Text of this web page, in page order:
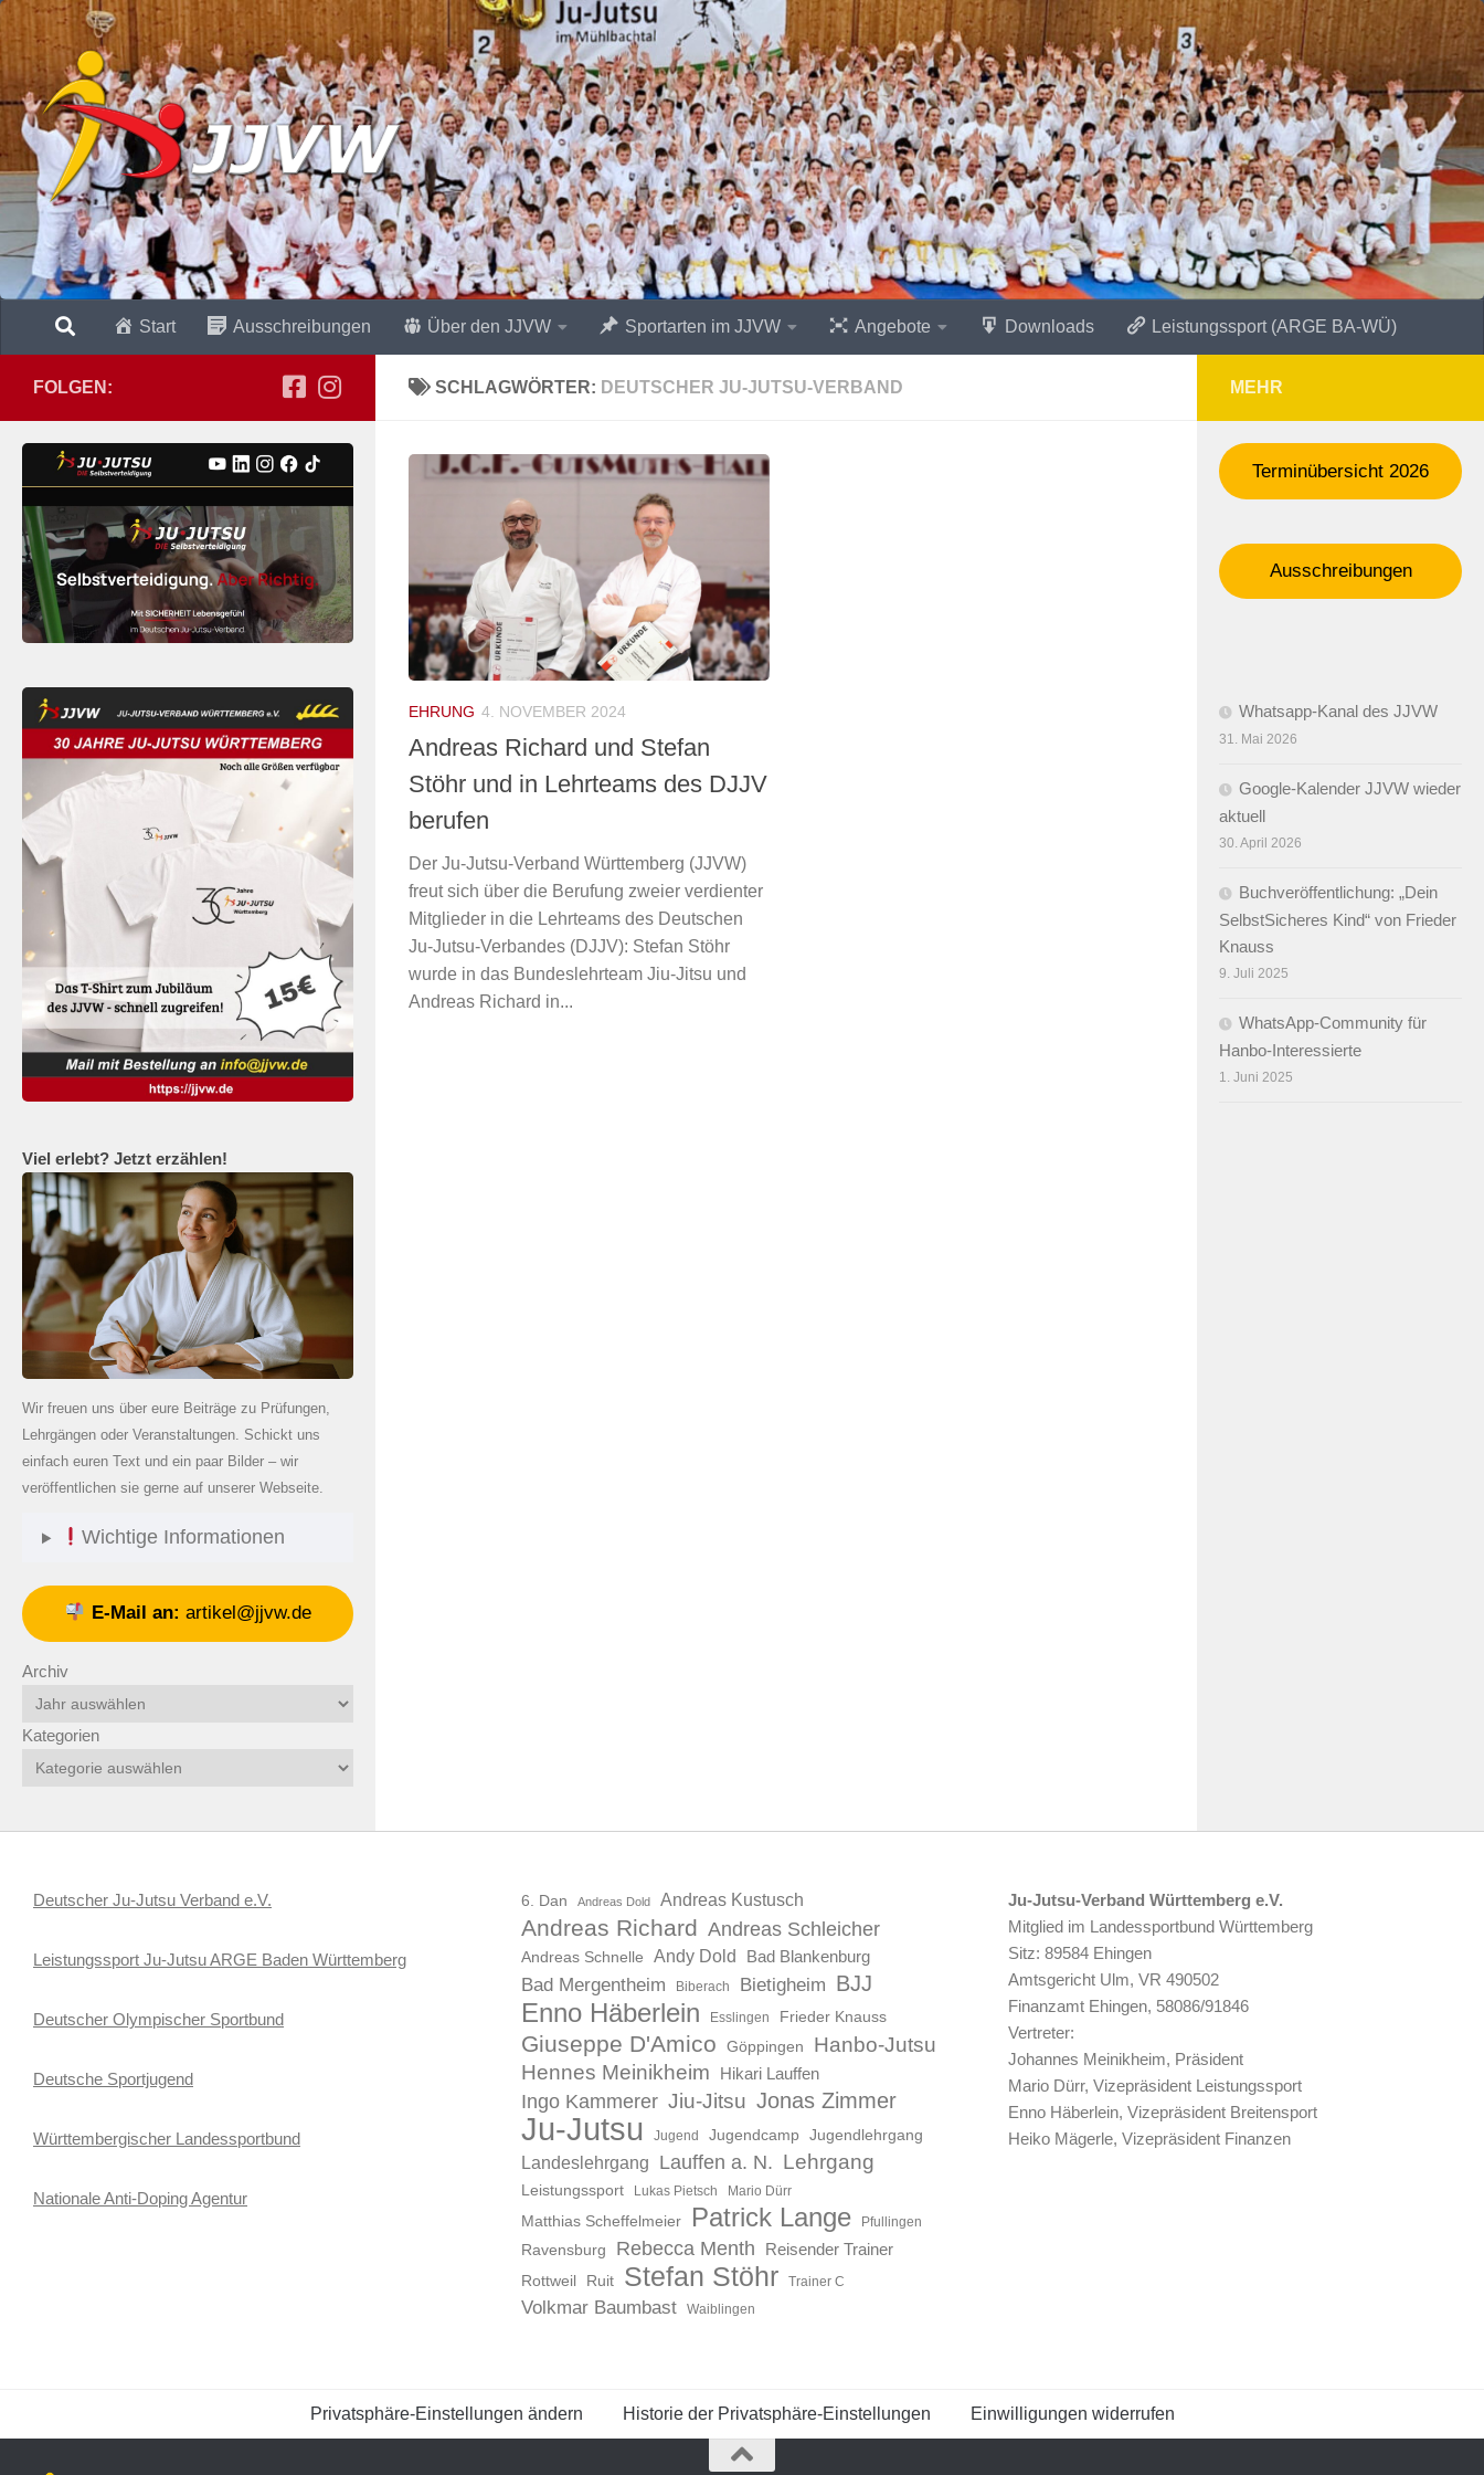
Zum Inhalt springen
Start Ausschreibungen Über den JJVW Sportarten im JJVW Angebote Downloads Leistungssport (ARGE BA-WÜ)
SCHLAGWÖRTER: DEUTSCHER JU-JUTSU-VERBAND
EHRUNG 4. NOVEMBER 2024
Andreas Richard und Stefan
Stöhr und in Lehrteams des DJJV
berufen
Der Ju-Jutsu-Verband Württemberg (JJVW)
freut sich über die Berufung zweier verdienter
Mitglieder in die Lehrteams des Deutschen
Ju-Jutsu-Verbandes (DJJV): Stefan Stöhr
wurde in das Bundeslehrteam Jiu-Jitsu und
Andreas Richard in...
FOLGEN:
Viel erlebt? Jetzt erzählen!
Wir freuen uns über eure Beiträge zu Prüfungen,
Lehrgängen oder Veranstaltungen. Schickt uns
einfach euren Text und ein paar Bilder – wir
veröffentlichen sie gerne auf unserer Webseite.
Wichtige Informationen
E-Mail an: artikel@jjvw.de
Archiv
Kategorien
MEHR
Terminübersicht 2026
Ausschreibungen
Whatsapp-Kanal des JJVW
31. Mai 2026
Google-Kalender JJVW wieder
aktuell
30. April 2026
Buchveröffentlichung: „Dein
SelbstSicheres Kind“ von Frieder
Knauss
9. Juli 2025
WhatsApp-Community für
Hanbo-Interessierte
1. Juni 2025
Deutscher Ju-Jutsu Verband e.V.
Leistungssport Ju-Jutsu ARGE Baden Württemberg
Deutscher Olympischer Sportbund
Deutsche Sportjugend
Württembergischer Landessportbund
Nationale Anti-Doping Agentur
6. Dan Andreas Dold Andreas Kustusch
Andreas Richard Andreas Schleicher
Andreas Schnelle Andy Dold Bad Blankenburg
Bad Mergentheim Biberach Bietigheim BJJ
Enno Häberlein Esslingen Frieder Knauss
Giuseppe D'Amico Göppingen
Hanbo-Jutsu
Hennes Meinikheim
Hikari Lauffen
Ingo Kammerer Jiu-Jitsu Jonas Zimmer
Ju-Jutsu Jugend Jugendcamp Jugendlehrgang
Landeslehrgang Lauffen a. N. Lehrgang
Leistungssport Lukas Pietsch Mario Dürr
Matthias Scheffelmeier Patrick Lange Pfullingen
Ravensburg Rebecca Menth Reisender Trainer
Rottweil Ruit Stefan Stöhr Trainer C
Volkmar Baumbast Waiblingen
Ju-Jutsu-Verband Württemberg e.V.
Mitglied im Landessportbund Württemberg
Sitz: 89584 Ehingen
Amtsgericht Ulm, VR 490502
Finanzamt Ehingen, 58086/91846
Vertreter:
Johannes Meinikheim, Präsident
Mario Dürr, Vizepräsident Leistungssport
Enno Häberlein, Vizepräsident Breitensport
Heiko Mägerle, Vizepräsident Finanzen
Privatsphäre-Einstellungen ändern Historie der Privatsphäre-Einstellungen Einwilligungen widerrufen